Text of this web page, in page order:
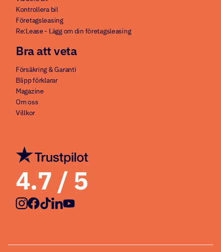
Kontrollera bil
Företagsleasing
Re:Lease - Lägg om din företagsleasing
Bra att veta
Försäkring & Garanti
Blipp förklarar
Magazine
Om oss
Villkor
4.7 / 5